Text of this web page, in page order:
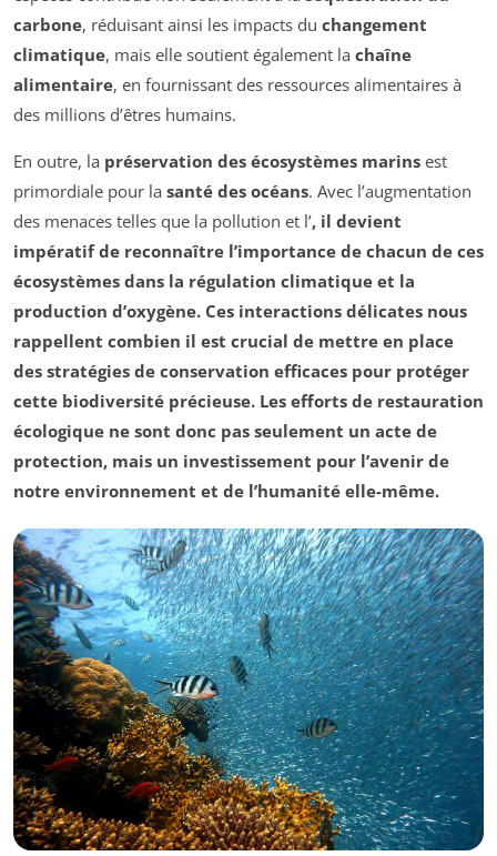
carbone, réduisant ainsi les impacts du changement
climatique, mais elle soutient également la chaîne
alimentaire, en fournissant des ressources alimentaires à
des millions d’êtres humains.
En outre, la préservation des écosystèmes marins est
primordiale pour la santé des océans. Avec l’augmentation
des menaces telles que la pollution et l’, il devient
impératif de reconnaître l’importance de chacun de ces
écosystèmes dans la régulation climatique et la
production d’oxygène. Ces interactions délicates nous
rappellent combien il est crucial de mettre en place
des stratégies de conservation efficaces pour protéger
cette biodiversité précieuse. Les efforts de restauration
écologique ne sont donc pas seulement un acte de
protection, mais un investissement pour l’avenir de
notre environnement et de l’humanité elle-même.